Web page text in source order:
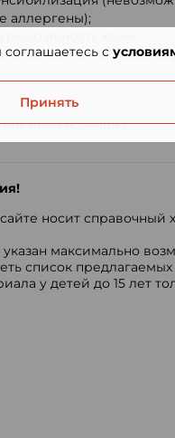
аллергены);
кожных и
иммуноанализ.
носит справочный
указан максимально
список
у детей до 15 лет
с
Принять